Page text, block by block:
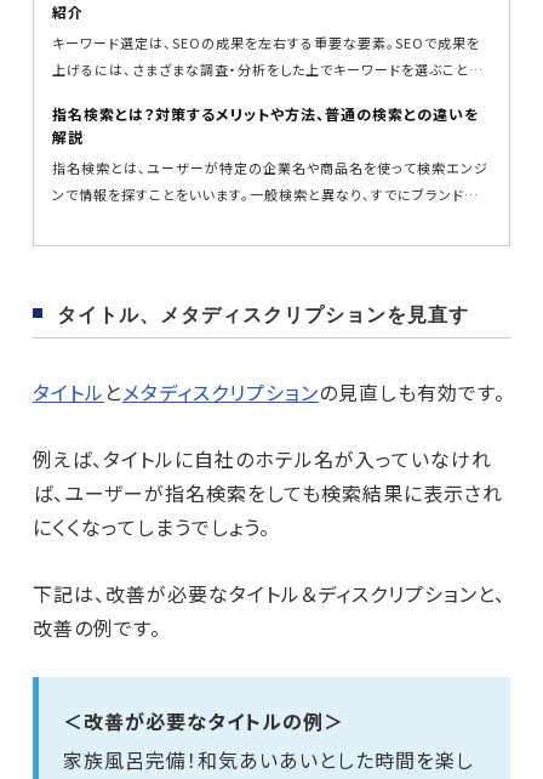
紹介
キーワード選定は、SEOの成果を左右する重要な要素。SEOで成果を
上げるには、さまざまな調査・分析をした上でキーワードを選ぶことが
指名検索とは？対策するメリットや方法、普通の検索との違いを
解説
指名検索とは、ユーザーが特定の企業名や商品名を使って検索エンジ
ンで情報を探すことをいいます。一般検索と異なり、すでにブランドや
タイトル、メタディスクリプションを見直す
タイトル とメタディスクリプションの見直しも有効です。
例えば、タイトルに自社のホテル名が入っていなけれ
ば、ユーザーが指名検索をしても検索結果に表示され
にくくなってしまうでしょう。
下記は、改善が必要なタイトル＆ディスクリプションと、
改善の例です。
＜改善が必要なタイトルの例＞
家族風呂完備！和気あいあいとした時間を楽し